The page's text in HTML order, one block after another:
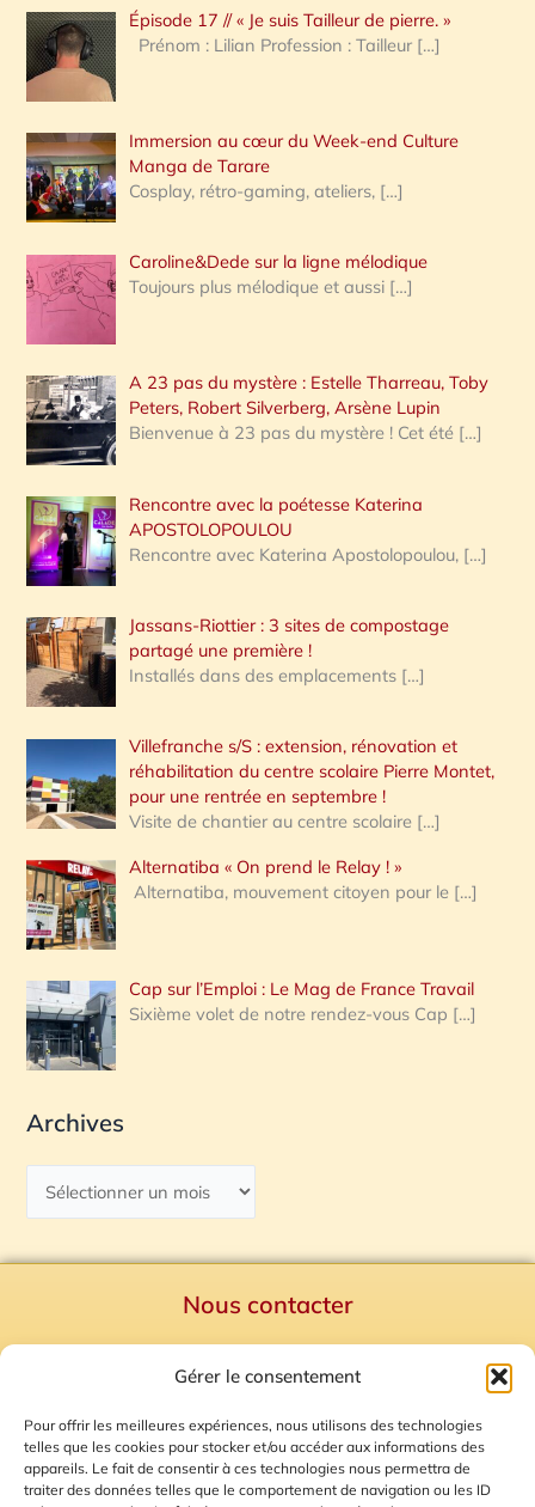
Gérer le consentement
Pour offrir les meilleures expériences, nous utilisons des technologies
telles que les cookies pour stocker et/ou accéder aux informations des
appareils. Le fait de consentir à ces technologies nous permettra de
traiter des données telles que le comportement de navigation ou les ID
h
e
:
Épisode 17 // « Je suis Tailleur de pierre. »
Prénom : Lilian Profession : Tailleur […]
Immersion au cœur du Week-end Culture
Manga de Tarare
Cosplay, rétro-gaming, ateliers, […]
Caroline&Dede sur la ligne mélodique
Toujours plus mélodique et aussi […]
A 23 pas du mystère : Estelle Tharreau, Toby
Peters, Robert Silverberg, Arsène Lupin
Bienvenue à 23 pas du mystère ! Cet été […]
Rencontre avec la poétesse Katerina
APOSTOLOPOULOU
Rencontre avec Katerina Apostolopoulou, […]
Jassans-Riottier : 3 sites de compostage
partagé une première !
Installés dans des emplacements […]
Villefranche s/S : extension, rénovation et
réhabilitation du centre scolaire Pierre Montet,
pour une rentrée en septembre !
Visite de chantier au centre scolaire […]
Alternatiba « On prend le Relay ! »
Alternatiba, mouvement citoyen pour le […]
Cap sur l’Emploi : Le Mag de France Travail
Sixième volet de notre rendez-vous Cap […]
Archives
Nous contacter
Mentions Légales
Plan du site
Gestion des Cookies